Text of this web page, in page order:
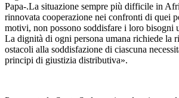
Papa-.La situazione sempre più difficile in
rinnovata cooperazione nei confronti di quei
motivi, non possono soddisfare i loro bisogni
La dignità di ogni persona umana richiede la
ostacoli alla soddisfazione di ciascuna
principi di giustizia distributiva».